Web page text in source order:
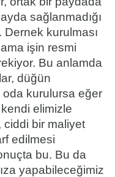
sağlanmadığı
kurulması
işin resmi
Bu anlamda
düğün
oda kurulursa eğer
elimizle
bir maliyet
edilmesi
bu. Bu da
yapabileceğimiz